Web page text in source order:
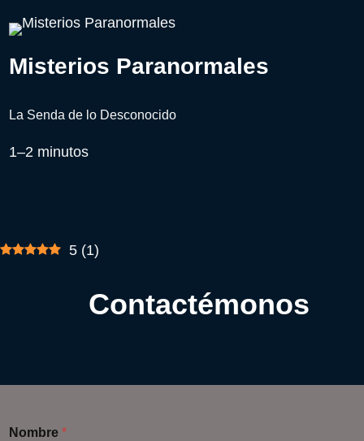
Misterios Paranormales
La Senda de lo Desconocido
1–2 minutos
5 (1)
Contactémonos
Nombre *